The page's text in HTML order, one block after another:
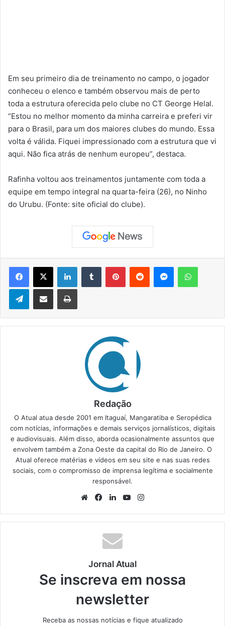
Em seu primeiro dia de treinamento no campo, o jogador
conheceu o elenco e também observou mais de perto
toda a estrutura oferecida pelo clube no CT George Helal.
“Estou no melhor momento da minha carreira e preferi vir
para o Brasil, para um dos maiores clubes do mundo. Essa
volta é válida. Fiquei impressionado com a estrutura que vi
aqui. Não fica atrás de nenhum europeu”, destaca.
Rafinha voltou aos treinamentos juntamente com toda a
equipe em tempo integral na quarta-feira (26), no Ninho
do Urubu. (Fonte: site oficial do clube).
Telegram
Redação
O Atual atua desde 2001 em Itaguaí, Mangaratiba e Seropédica
com notícias, informações e demais serviços jornalísticos, digitais
e audiovisuais. Além disso, aborda ocasionalmente assuntos que
envolvem também a Zona Oeste da capital do Rio de Janeiro. O
Atual oferece matérias e vídeos em seu site e nas suas redes
sociais, com o compromisso de imprensa legítima e socialmente
responsável.
We
te
Fa
bo
ok
Lin
din
Yo
ub
ra
Jornal Atual
Se inscreva em nossa
newsletter
Receba as nossas notícias e fique atualizado